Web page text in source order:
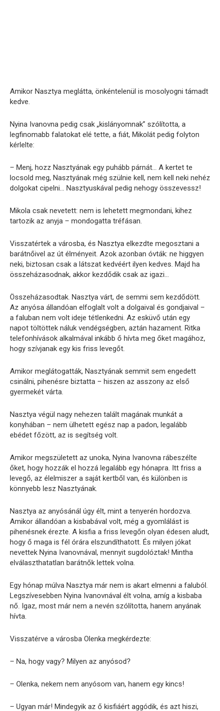
Amikor Nasztya meglátta, önkéntelenül is mosolyogni támadt
kedve.
Nyina Ivanovna pedig csak „kislányomnak” szólította, a
legfinomabb falatokat elé tette, a fiát, Mikolát pedig folyton
kérlelte:
– Menj, hozz Nasztyának egy puhább párnát… A kertet te
locsold meg, Nasztyának még szülnie kell, nem kell neki nehéz
dolgokat cipelni… Nasztyuskával pedig nehogy összevessz!
Mikola csak nevetett: nem is lehetett megmondani, kihez
tartozik az anyja – mondogatta tréfásan.
Visszatértek a városba, és Nasztya elkezdte megosztani a
barátnőivel az út élményeit. Azok azonban óvták: ne higgyen
neki, biztosan csak a látszat kedvéért ilyen kedves. Majd ha
összeházasodnak, akkor kezdődik csak az igazi…
Összeházasodtak. Nasztya várt, de semmi sem kezdődött.
Az anyósa állandóan elfoglalt volt a dolgaival és gondjaival –
a faluban nem volt ideje tétlenkedni. Az esküvő után egy
napot töltöttek náluk vendégségben, aztán hazament. Ritka
telefonhívások alkalmával inkább ő hívta meg őket magához,
hogy szívjanak egy kis friss levegőt.
Amikor meglátogatták, Nasztyának semmit sem engedett
csinálni, pihenésre biztatta – hiszen az asszony az első
gyermekét várta.
Nasztya végül nagy nehezen talált magának munkát a
konyhában – nem ülhetett egész nap a padon, legalább
ebédet főzött, az is segítség volt.
Amikor megszületett az unoka, Nyina Ivanovna rábeszélte
őket, hogy hozzák el hozzá legalább egy hónapra. Itt friss a
levegő, az élelmiszer a saját kertből van, és különben is
könnyebb lesz Nasztyának.
Nasztya az anyósánál úgy élt, mint a tenyerén hordozva.
Amikor állandóan a kisbabával volt, még a gyomlálást is
pihenésnek érezte. A kisfia a friss levegőn olyan édesen aludt,
hogy ő maga is fél órára elszundíthatott. És milyen jókat
nevettek Nyina Ivanovnával, mennyit sugdolóztak! Mintha
elválaszthatatlan barátnők lettek volna.
Egy hónap múlva Nasztya már nem is akart elmenni a faluból.
Legszívesebben Nyina Ivanovnával élt volna, amíg a kisbaba
nő. Igaz, most már nem a nevén szólította, hanem anyának
hívta.
Visszatérve a városba Olenka megkérdezte:
– Na, hogy vagy? Milyen az anyósod?
– Olenka, nekem nem anyósom van, hanem egy kincs!
– Ugyan már! Mindegyik az ő kisfiáért aggódik, és azt hiszi,